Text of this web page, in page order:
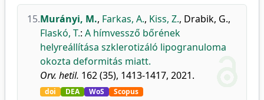
15.Murányi, M., Farkas, A., Kiss, Z., Drabik, G.,
Flaskó, T.: A hímvessző bőrének
helyreállítása szklerotizáló lipogranuloma
okozta deformitás miatt.
Orv. hetil. 162 (35), 1413-1417, 2021.
doi DEA WoS Scopus